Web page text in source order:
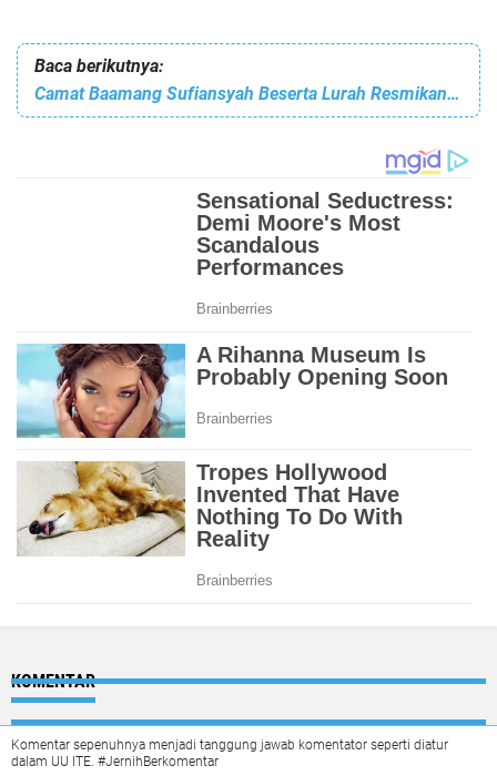
Baca berikutnya:
Camat Baamang Sufiansyah Beserta Lurah Resmikan Posyandu ILP Ceria Bukit Permai RT 17
KOMENTAR
Komentar sepenuhnya menjadi tanggung jawab komentator seperti diatur
dalam UU ITE. #JernihBerkomentar